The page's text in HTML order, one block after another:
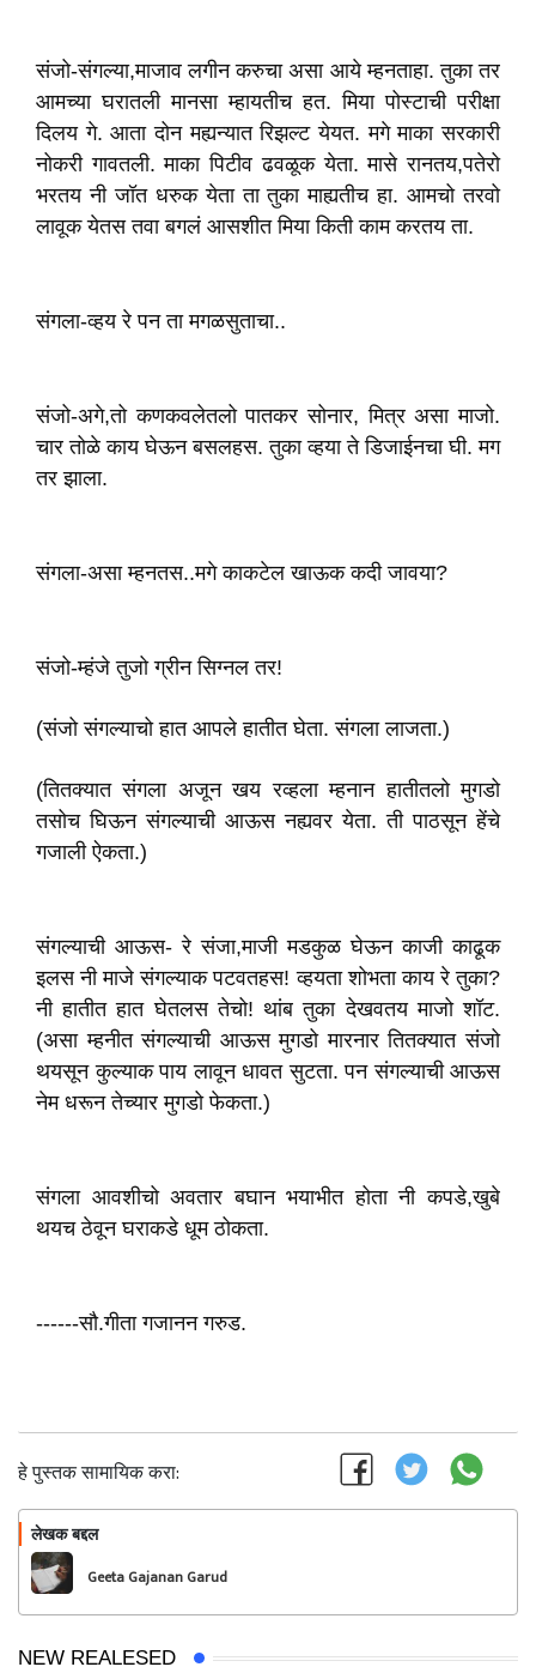
संजो-संगल्या,माजाव लगीन करुचा असा आये म्हनताहा. तुका तर
आमच्या घरातली मानसा म्हायतीच हत. मिया पोस्टाची परीक्षा
दिलय गे. आता दोन मह्यन्यात रिझल्ट येयत. मगे माका सरकारी
नोकरी गावतली. माका पिटीव ढवळूक येता. मासे रानतय,पतेरो
भरतय नी जॉत धरुक येता ता तुका माह्यतीच हा. आमचो तरवो
लावूक येतस तवा बगलं आसशीत मिया किती काम करतय ता.
संगला-व्हय रे पन ता मगळसुताचा..
संजो-अगे,तो कणकवलेतलो पातकर सोनार, मित्र असा माजो.
चार तोळे काय घेऊन बसलहस. तुका व्हया ते डिजाईनचा घी. मग
तर झाला.
संगला-असा म्हनतस..मगे काकटेल खाऊक कदी जावया?
संजो-म्हंजे तुजो ग्रीन सिग्नल तर!
(संजो संगल्याचो हात आपले हातीत घेता. संगला लाजता.)
(तितक्यात संगला अजून खय रव्हला म्हनान हातीतलो मुगडो
तसोच घिऊन संगल्याची आऊस नह्यवर येता. ती पाठसून हेंचे
गजाली ऐकता.)
संगल्याची आऊस- रे संजा,माजी मडकुळ घेऊन काजी काढूक
इलस नी माजे संगल्याक पटवतहस! व्हयता शोभता काय रे तुका?
नी हातीत हात घेतलस तेचो! थांब तुका देखवतय माजो शॉट.
(असा म्हनीत संगल्याची आऊस मुगडो मारनार तितक्यात संजो
थयसून कुल्याक पाय लावून धावत सुटता. पन संगल्याची आऊस
नेम धरून तेच्यार मुगडो फेकता.)
संगला आवशीचो अवतार बघान भयाभीत होता नी कपडे,खुबे
थयच ठेवून घराकडे धूम ठोकता.
------सौ.गीता गजानन गरुड.
हे पुस्तक सामायिक करा:
लेखक बद्दल
Geeta Gajanan Garud
NEW REALESED